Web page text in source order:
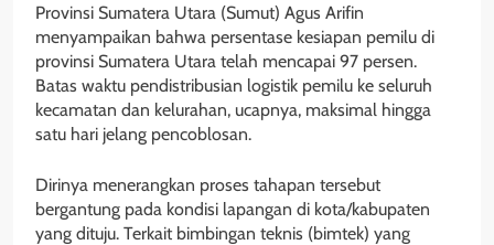
Provinsi Sumatera Utara (Sumut) Agus Arifin
menyampaikan bahwa persentase kesiapan pemilu di
provinsi Sumatera Utara telah mencapai 97 persen.
Batas waktu pendistribusian logistik pemilu ke seluruh
kecamatan dan kelurahan, ucapnya, maksimal hingga
satu hari jelang pencoblosan.
Dirinya menerangkan proses tahapan tersebut
bergantung pada kondisi lapangan di kota/kabupaten
yang dituju. Terkait bimbingan teknis (bimtek) yang